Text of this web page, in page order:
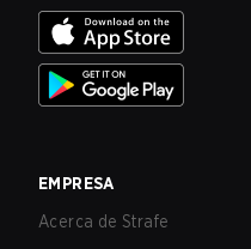
EMPRESA
Acerca de Strafe